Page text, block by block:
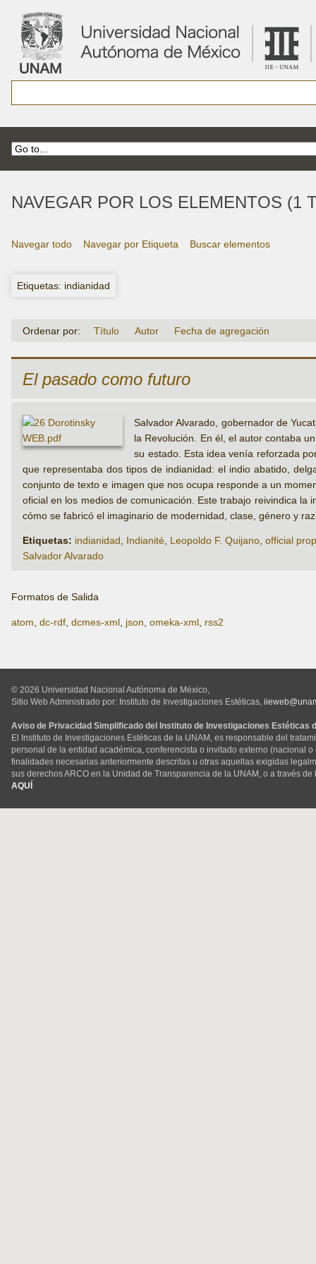
NAVEGAR POR LOS ELEMENTOS (1
Navegar todo Navegar por Etiqueta Buscar elementos
Etiquetas: indianidad
Ordenar por: Título Autor Fecha de agregación
El pasado como futuro
Salvador Alvarado, gobernador de
la Revolución. En él, el autor contaba
su estado. Esta idea venía reforzada
que representaba dos tipos de indianidad: el indio abatido,
conjunto de texto e imagen que nos ocupa responde a un
oficial en los medios de comunicación. Este trabajo reivindica
cómo se fabricó el imaginario de modernidad, clase, género y
Etiquetas: indianidad Indianité Leopoldo F. Quijano official
Salvador Alvarado
Formatos de Salida
atom, dc-rdf, dcmes-xml, json, omeka-xml, rss2
© 2026 Universidad Nacional Autónoma de México,
Sitio Web Administrado por: Instituto de Investigaciones Estéticas,
Aviso de Privacidad Simplificado del Instituto de Investigaciones Estéticas
El Instituto de Investigaciones Estéticas de la UNAM, es responsable del
personal de la entidad académica, conferencista o invitado externo (nacional
finalidades necesarias anteriormente descritas u otras aquellas exigidas
sus derechos ARCO en la Unidad de Transparencia de la UNAM, o a través
AQUÍ